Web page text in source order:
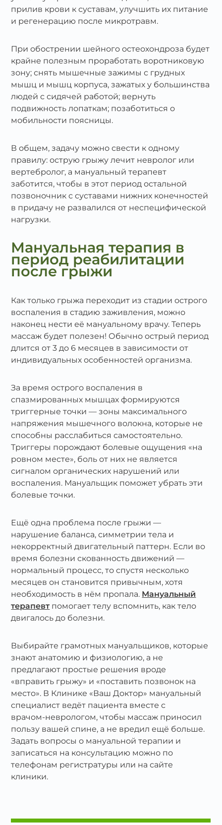
прилив крови к суставам, улучшить их питание
и регенерацию после микротравм.
При обострении шейного остеохондроза будет
крайне полезным проработать воротниковую
зону; снять мышечные зажимы с грудных
мышц и мышц корпуса, зажатых у большинства
людей с сидячей работой; вернуть
подвижность лопаткам; позаботиться о
мобильности поясницы.
В общем, задачу можно свести к одному
правилу: острую грыжу лечит невролог или
вертебролог, а мануальный терапевт
заботится, чтобы в этот период остальной
позвоночник с суставами нижних конечностей
в придачу не развалился от неспецифической
нагрузки.
Мануальная терапия в
период реабилитации
после грыжи
Как только грыжа переходит из стадии острого
воспаления в стадию заживления, можно
наконец нести её мануальному врачу. Теперь
массаж будет полезен! Обычно острый период
длится от 3 до 6 месяцев в зависимости от
индивидуальных особенностей организма.
За время острого воспаления в
спазмированных мышцах формируются
триггерные точки — зоны максимального
напряжения мышечного волокна, которые не
способны расслабиться самостоятельно.
Триггеры порождают болевые ощущения «на
ровном месте», боль от них не является
сигналом органических нарушений или
воспаления. Мануальщик поможет убрать эти
болевые точки.
Ещё одна проблема после грыжи —
нарушение баланса, симметрии тела и
некорректный двигательный паттерн. Если во
время болезни скованность движений —
нормальный процесс, то спустя несколько
месяцев он становится привычным, хотя
необходимость в нём пропала. Мануальный
терапевт помогает телу вспомнить, как тело
двигалось до болезни.
Выбирайте грамотных мануальщиков, которые
знают анатомию и физиологию, а не
предлагают простые решения вроде
«вправить грыжу» и «поставить позвонок на
место». В Клинике «Ваш Доктор» мануальный
специалист ведёт пациента вместе с
врачом‑неврологом, чтобы массаж приносил
пользу вашей спине, а не вредил ещё больше.
Задать вопросы о мануальной терапии и
записаться на консультацию можно по
телефонам регистратуры или на сайте
клиники.